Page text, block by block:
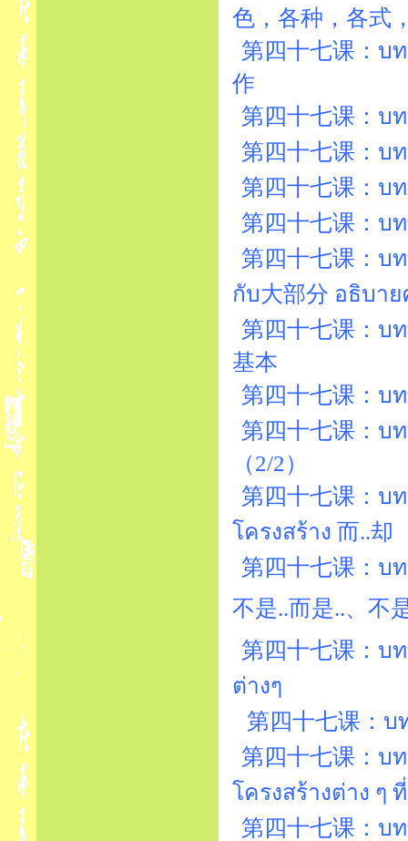
色，各种，各式
第四十七课：บ
作
第四十七课：บ
第四十七课：บ
第四十七课：บ
第四十七课：บ
第四十七课：บ
กับ大部分 อธิบา
第四十七课：บ
基本
第四十七课：บ
第四十七课：บ
（2/2）
第四十七课：บ
โครงสร้าง 而..却
第四十七课：บ
第四十七课：บ
ต่างๆ
第四十七课：บ
第四十七课：บ
โครงสร้างต่าง ๆ
第四十七课：บ